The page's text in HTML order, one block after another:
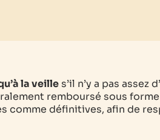
la veille s’il n’y a pas
remboursé sous
comme définitives, afin de